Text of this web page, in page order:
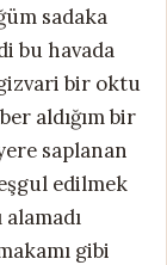
sadaka
bu havada
bir oktu
aldığım bir
saplanan
edilmek
gibi